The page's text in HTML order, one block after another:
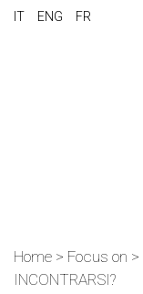
IT ENG FR
Home > Focus on >
INCONTRARSI?